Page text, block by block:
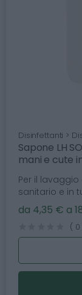
Disinfettanti >
Sapone LH
mani e cute
Per il
sanitario e in
da 4,35 € a
(